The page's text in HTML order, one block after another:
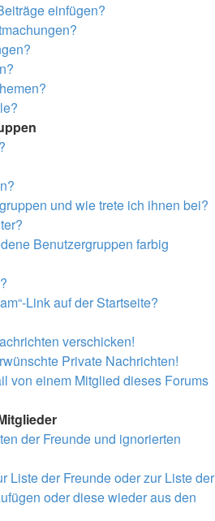
einfügen?
und wie trete ich ihnen bei?
Benutzergruppen farbig
Link auf der Startseite?
verschicken!
Private Nachrichten!
von einem Mitglied dieses Forums
der Freunde und ignorierten
Liste der Freunde oder zur Liste der
oder diese wieder aus den